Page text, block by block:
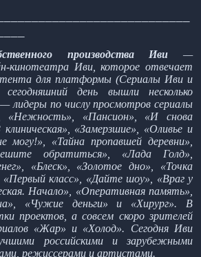
производства Иви —
кинотеатра Иви, которое отвечает
для платформы (Сериалы Иви и
день вышли несколько
лидеры по числу просмотров сериалы
«Нежность», «Пансион», «И снова
«Замерзшие», «Оливье и
«Тайна пропавшей деревни»,
обратиться», «Лада Голд»,
«Блеск», «Золотое дно», «Точка
«Первый класс», «Дайте шоу», «Враг у
Начало», «Оперативная память»,
«Чужие деньги» и «Хирург». В
проектов, а совсем скоро зрителей
«Жар» и «Холод». Сегодня Иви
российскими и зарубежными
режиссерами и артистами.